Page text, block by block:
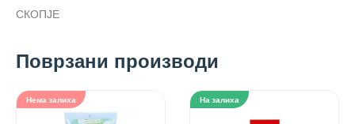
СКОПЈЕ
Поврзани производи
Нема залиха На залиха